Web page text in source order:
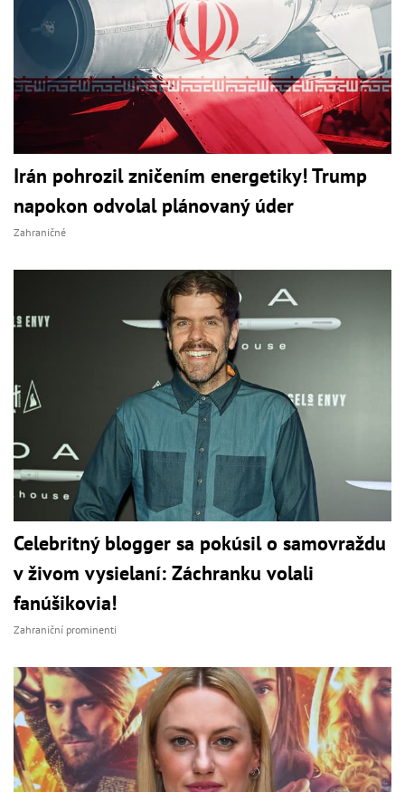
Irán pohrozil zničením energetiky! Trump
napokon odvolal plánovaný úder
Zahraničné
Celebritný blogger sa pokúsil o samovraždu
v živom vysielaní: Záchranku volali
fanúšikovia!
Zahraniční prominenti